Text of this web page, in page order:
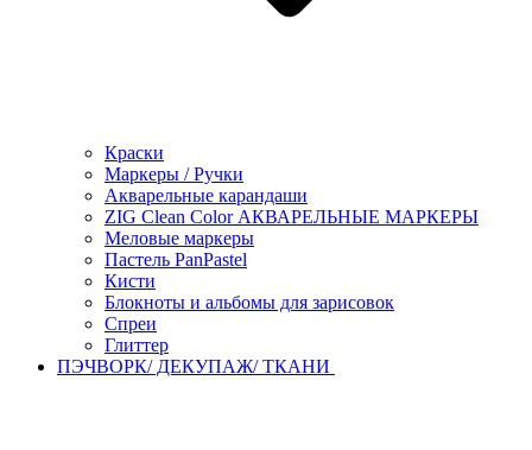
Краски
Маркеры / Ручки
Акварельные карандаши
ZIG Clean Color АКВАРЕЛЬНЫЕ МАРКЕРЫ
Меловые маркеры
Пастель PanPastel
Кисти
Блокноты и альбомы для зарисовок
Спреи
Глиттер
ПЭЧВОРК/ ДЕКУПАЖ/ ТКАНИ